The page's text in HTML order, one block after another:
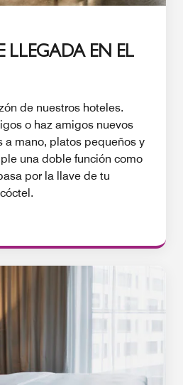
LLEGADA EN EL
de nuestros hoteles.
o haz amigos nuevos
a mano, platos pequeños y
una doble función como
por la llave de tu